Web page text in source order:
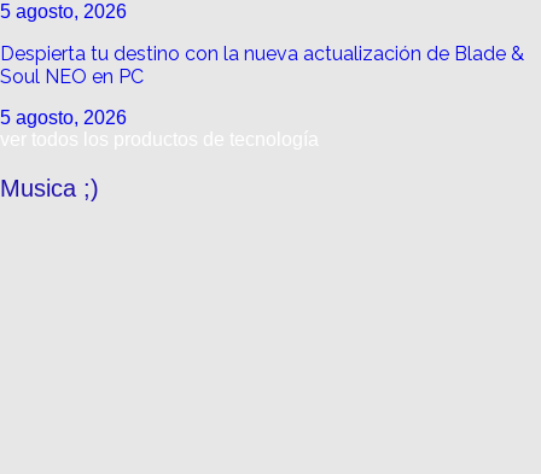
5 agosto, 2026
Despierta tu destino con la nueva actualización de Blade &
Soul NEO en PC
5 agosto, 2026
ver todos los productos de tecnología
Musica ;)